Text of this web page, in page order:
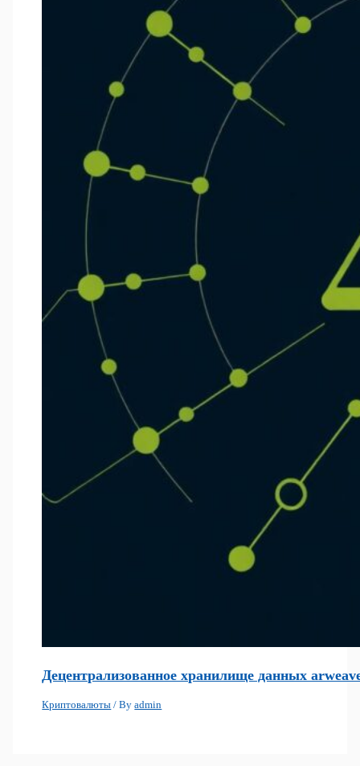
Децентрализованное хранилище данных
Криптовалюты / Byadmin